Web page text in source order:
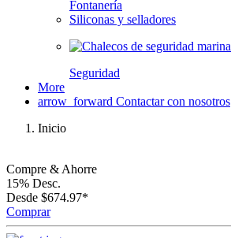
Fontanería
Siliconas y selladores
Seguridad
More
arrow_forward Contactar con nosotros
Inicio
Compre & Ahorre
15% Desc.
Desde $674.97*
Comprar